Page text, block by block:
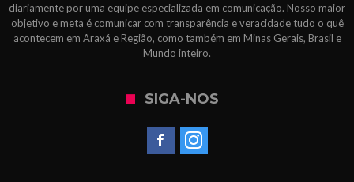
diariamente por uma equipe especializada em comunicação. Nosso maior
objetivo e meta é comunicar com transparência e veracidade tudo o quê
acontecem em Araxá e Região, como também em Minas Gerais, Brasil e
Mundo inteiro.
SIGA-NOS